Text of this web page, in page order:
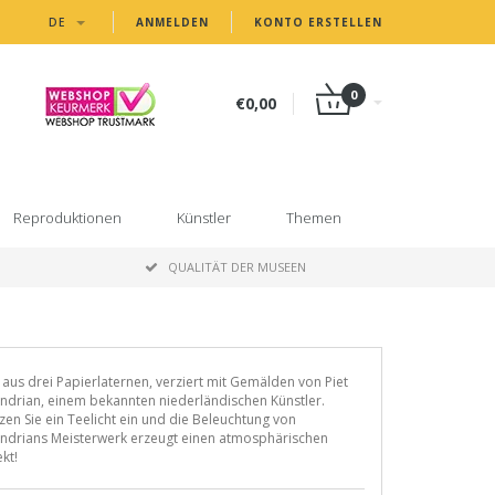
ANMELDEN KONTO ERSTELLEN
DE
€0,00 0
Reproduktionen Künstler Themen
QUALITÄT DER MUSEEN
aus drei Papierlaternen, verziert mit Gemälden von Piet
einem bekannten niederländischen Künstler.
Sie ein Teelicht ein und die Beleuchtung von
Meisterwerk erzeugt einen atmosphärischen